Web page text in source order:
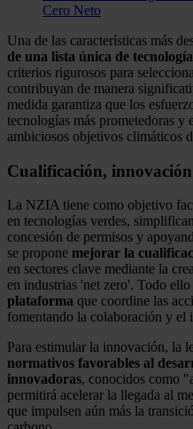
Cero Neto
Una de las características más
de una lista única de
criterios rigurosos para
contribuyan de manera
medida garantiza que los
tecnologías más prometedoras y
ambiciosos objetivos climáticos
Cualificación,
La NZIA tiene como objetivo
en tecnologías verdes,
concesión de permisos y
se propone mejorar la
en sectores clave mediante la
en industrias 'net zero'. Todo
plataforma que coordine las
fomentando la colaboración y el
Para estimular la innovación, la
normativos favorables al
innovadoras, conocidos como
permitirá acelerar la llegada al
que impulsen aún más la